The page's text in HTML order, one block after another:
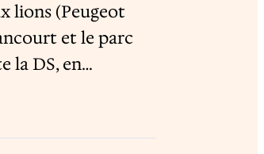
lions (Peugeot
et le parc
la DS, en…